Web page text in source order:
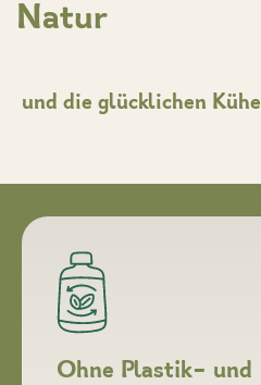
Natur
und die glücklichen Kühe
Ohne Plastik- und